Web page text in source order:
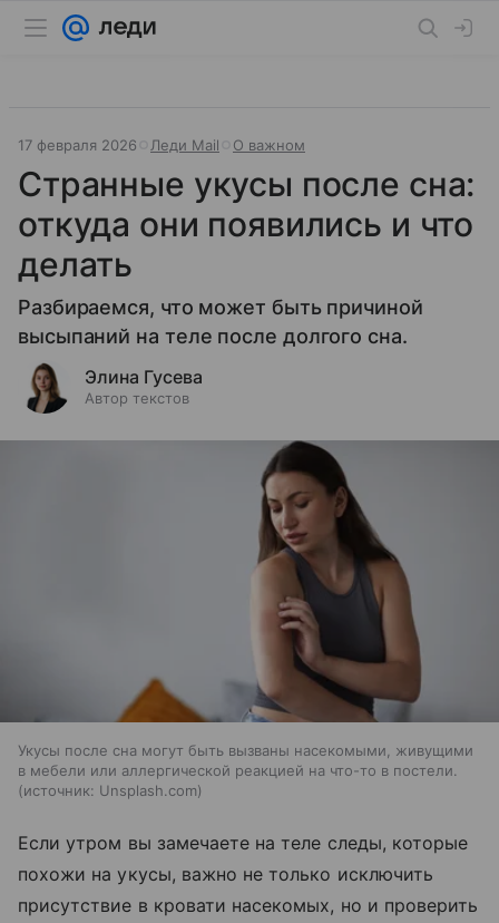
17 февраля 2026 Леди Mail О важном
Странные укусы после сна:
откуда они появились и что
делать
Разбираемся, что может быть причиной
высыпаний на теле после долгого сна.
Элина Гусева
Автор текстов
Укусы после сна могут быть вызваны насекомыми, живущими
в мебели или аллергической реакцией на что-то в постели.
источник: Unsplash.com
Если утром вы замечаете на теле следы, которые
похожи на укусы, важно не только исключить
присутствие в кровати насекомых, но и проверить